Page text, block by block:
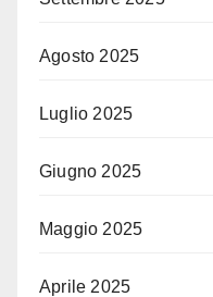
Agosto 2025
Luglio 2025
Giugno 2025
Maggio 2025
Aprile 2025